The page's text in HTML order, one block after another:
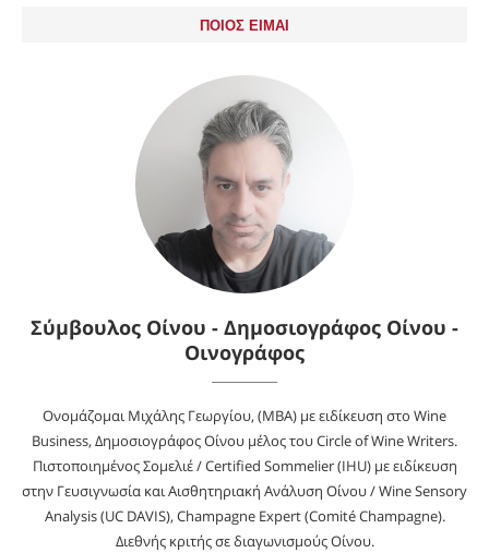
ΠΟΙΟΣ ΕΙΜΑΙ
Σύμβουλος Οίνου - Δημοσιογράφος Οίνου -
Οινογράφος
Ονομάζομαι Μιχάλης Γεωργίου, (MBA) με ειδίκευση στο Wine
Business, Δημοσιογράφος Οίνου μέλος του Circle of Wine Writers.
Πιστοποιημένος Σομελιέ / Certified Sommelier (IHU) με ειδίκευση
στην Γευσιγνωσία και Αισθητηριακή Ανάλυση Οίνου / Wine Sensory
Analysis (UC DAVIS), Champagne Expert (Comité Champagne).
Διεθνής κριτής σε διαγωνισμούς Οίνου.